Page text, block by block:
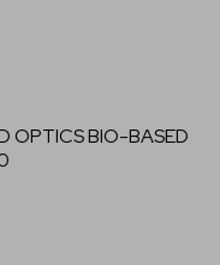
OPTICS BIO-BASED